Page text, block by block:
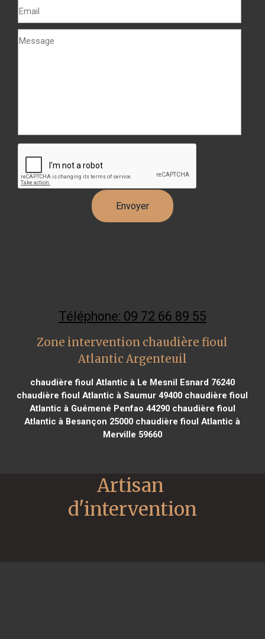
Téléphone: 09 72 66 89 55
Zone intervention chaudière fioul
Atlantic Argenteuil
chaudière fioul Atlantic à Le Mesnil Esnard 76240
chaudière fioul Atlantic à Saumur 49400 chaudière fioul
Atlantic à Guémené Penfao 44290chaudière fioul
Atlantic à Besançon 25000 chaudière fioul Atlantic à
Merville 59660
Artisan
d'intervention